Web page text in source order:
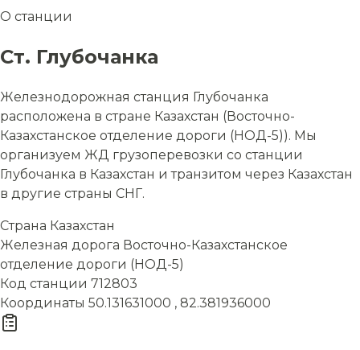
О станции
Ст. Глубочанка
Железнодорожная станция Глубочанка
расположена в стране Казахстан (Восточно-
Казахстанское отделение дороги (НОД-5)). Мы
организуем ЖД грузоперевозки со станции
Глубочанка в Казахстан и транзитом через Казахстан
в другие страны СНГ.
Страна Казахстан
Железная дорога Восточно-Казахстанское
отделение дороги (НОД-5)
Код станции 712803
Координаты 50.131631000 , 82.381936000